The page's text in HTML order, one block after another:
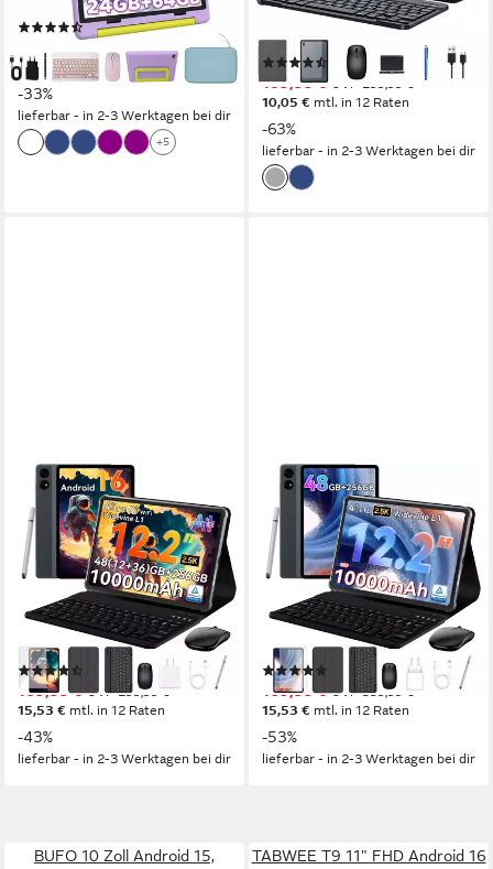
(43)
UVP
165,00 €
10,05 €mtl. in 12 Raten
-33%
lieferbar - in 2-3 Werktagen bei dir
+5
1920x1200 px Bildschirmauflösung
Produktdatenblatt
(4)
109,99 € UVP299,99 €
10,05 € mtl. in 12 Raten
-63%
lieferbar - in 2-3 Werktagen bei dir
TABWEE
12,2" Android 16 4G LTE
10000 mAh Akku 256 GB
Tablet
Bildschirmdiagonale
256 GB Speichergröße
1600x2400 px Bildschirmauflösung
Produktdatenblatt
169,99 € UVP299,99 €
15,53 € mtl. in 12 Raten
-43%
lieferbar - in 2-3 Werktagen bei dir
TABWEE
12,2" Android 16 4G LTE
10000 mAh Akku 256 GB
Tablet
Bildschirmdiagonale
256 GB Speichergröße
1600x2400 px Bildschirmauflösung
Produktdatenblatt
169,99 € UVP359,99 €
15,53 € mtl. in 12 Raten
-53%
lieferbar - in 2-3 Werktagen bei dir
BUFO 10 Zoll Android 15,
TABWEE T9 11" FHD Android 16